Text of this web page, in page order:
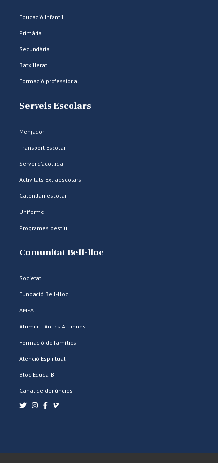
Educació Infantil
Primària
Secundària
Batxillerat
Formació professional
Serveis Escolars
Menjador
Transport Escolar
Servei d’acollida
Activitats Extraescolars
Calendari escolar
Uniforme
Programes d’estiu
Comunitat Bell-lloc
Societat
Fundació Bell-lloc
AMPA
Alumni – Antics Alumnes
Formació de famílies
Atenció Espiritual
Bloc Educa-B
Canal de denúncies